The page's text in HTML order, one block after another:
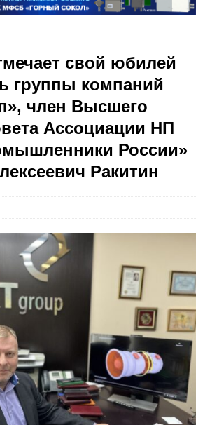
свой юбилей
группы компаний
член Высшего
Ассоциации НП
России»
Ракитин